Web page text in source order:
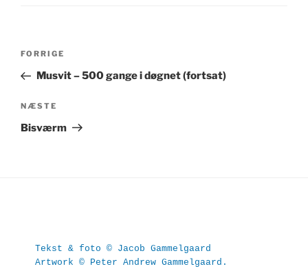
Indlægsnavigation
Forrige
indlæg
FORRIGE
Musvit – 500 gange i døgnet (fortsat)
Næste
indlæg
NÆSTE
Bisværm
Tekst & foto © Jacob Gammelgaard
Artwork © Peter Andrew Gammelgaard.